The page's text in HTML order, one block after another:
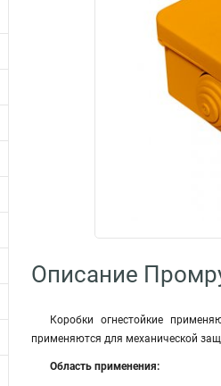
Описание
Коробки огнестойкие
применяются для механической
Область применения: